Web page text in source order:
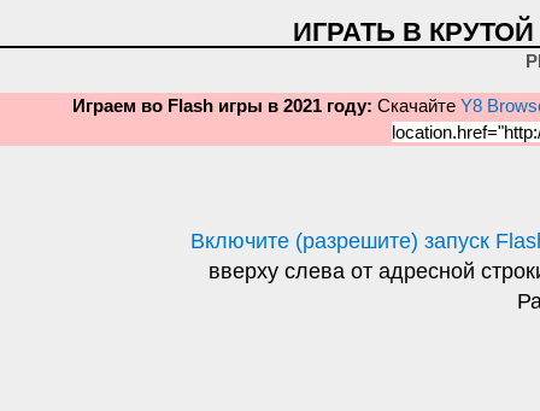
ИГРАТЬ В
Играем во Flash игры в 2021 году: Скачайте Y8
Включите (разрешите) запуск
вверху слева от адресной